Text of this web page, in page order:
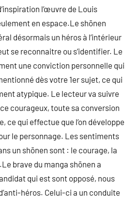
l’œuvre de Louis
en espace.Le shōnen
désormais un héros à l’intérieur
se reconnaitre ou s’identifier. Le
une conviction personnelle qui
dès votre 1er sujet, ce qui
atypique. Le lecteur va suivre
courageux, toute sa conversion
ce qui effectue que l’on développe
le personnage. Les sentiments
un shōnen sont : le courage, la
brave du manga shōnen a
qui est sont opposé, nous
héros. Celui-ci a un conduite